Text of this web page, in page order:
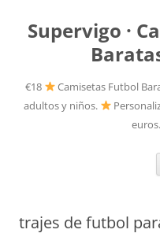
Supervigo ·
€18
Camisetas Futbol
adultos y niños.
trajes de futbol